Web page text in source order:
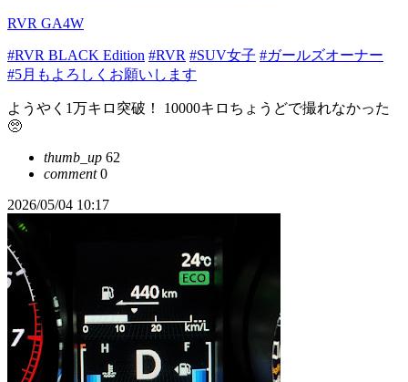
RVR GA4W
#RVR BLACK Edition #RVR #SUV女子 #ガールズオーナー
#5月もよろしくお願いします
ようやく1万キロ突破！ 10000キロちょうどで撮れなかった
🥺
thumb_up 62
comment0
2026/05/04 10:17